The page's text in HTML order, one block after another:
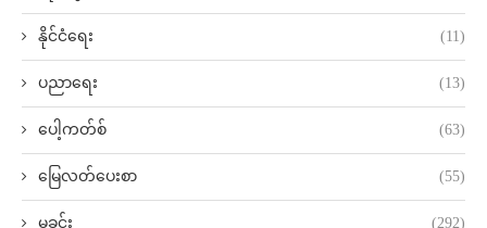
နိုင်ငံရေး (11)
ပညာရေး (13)
ပေါ့ကတ်စ် (63)
မြေလတ်ပေးစာ (55)
မှုခင်း (292)